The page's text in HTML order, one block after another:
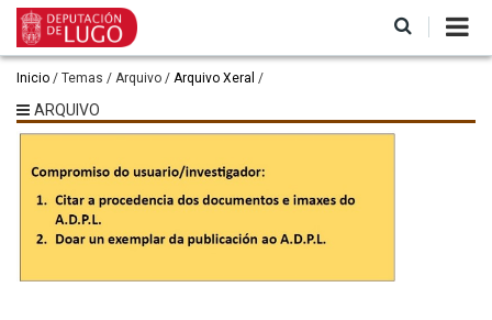
contido
principal
Miga
de
Inicio Temas Arquivo Arquivo Xeral
ARQUIVO